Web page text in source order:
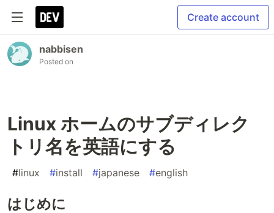
Create account
nabbisen
Posted on
Linux ホームのサブディレク
トリ名を英語にする
#linux #install #japanese #english
はじめに